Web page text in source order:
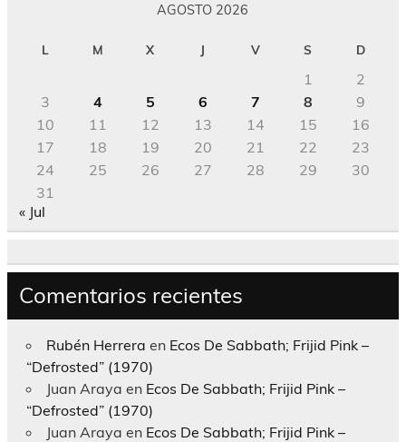
AGOSTO 2026
L M X J V S D
1
2
3
4 5 6 7 8
9
10
11 12 13 14 15
16
17
18 19 20 21 22
23
24
25 26 27 28 29
30
31
« Jul
Comentarios recientes
Rubén Herrera en Ecos De Sabbath; Frijid Pink –
“Defrosted” (1970)
Juan Araya en Ecos De Sabbath; Frijid Pink –
“Defrosted” (1970)
Juan Araya en Ecos De Sabbath; Frijid Pink –